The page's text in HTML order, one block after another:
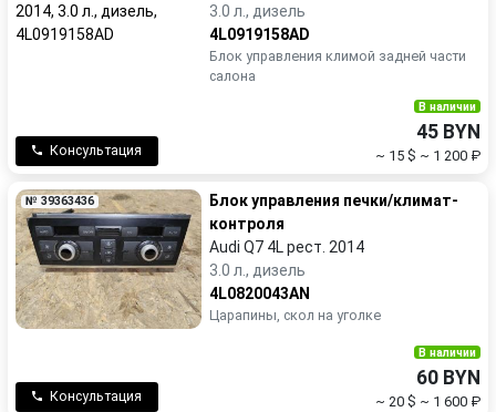
3.0 л., дизель
4L0919158AD
Блок управления климой задней части
салона
Консультация
В наличии
45 BYN
~ 15 $ ~ 1 200 ₽
№ 39363436
Блок управления печки/климат-
контроля
Audi Q7 4L рест. 2014
3.0 л., дизель
4L0820043AN
Царапины, скол на уголке
Консультация
В наличии
60 BYN
~ 20 $ ~ 1 600 ₽